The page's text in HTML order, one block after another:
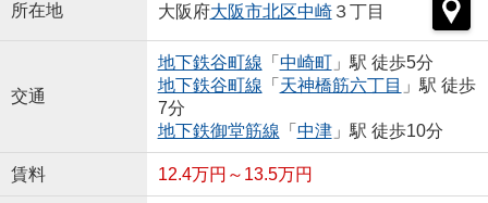
所在地 大阪府大阪市北区中崎３丁目
交通
地下鉄谷町線 「 中崎町」駅 徒歩5分
地下鉄谷町線 「 天神橋筋六丁目 」駅 徒歩
7分
地下鉄御堂筋線 「 中津」駅 徒歩10分
賃料 12.4万円～13.5万円